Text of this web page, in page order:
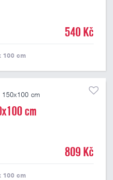
540 Kč
100 cm
cm
809 Kč
100 cm